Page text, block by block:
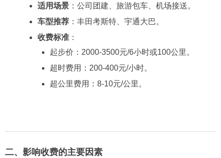
适用场景：公司团建、旅游包车、机场接送。
车型推荐：丰田考斯特、宇通大巴。
收费标准：
起步价：2000-3500元/6小时或100公里。
超时费用：200-400元/小时。
超公里费用：8-10元/公里。
二、影响收费的主要因素